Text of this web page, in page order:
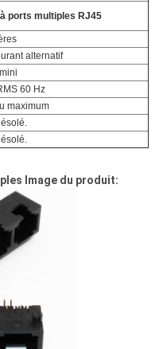
ports multiples RJ45
alternatif
60 Hz
maximum
Image du produit: